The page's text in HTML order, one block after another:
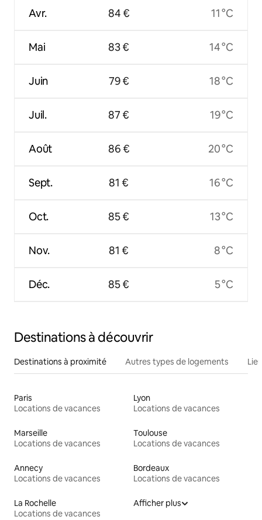
Avr.
Mai
Juin
Juil.
Août
Sept.
Oct.
Nov.
Déc.
84 €
83 €
79 €
87 €
86 €
81 €
85 €
81 €
85 €
11 °C
14 °C
18 °C
19 °C
20 °C
16 °C
13 °C
8 °C
5 °C
Destinations à découvrir
Destinations à proximité Autres types de logements
Paris
Locations de vacances
Lyon
Locations de vacances
Marseille
Locations de vacances
Toulouse
Locations de vacances
Annecy
Locations de vacances
Bordeaux
Locations de vacances
La Rochelle
Locations de vacances
Afficher plus